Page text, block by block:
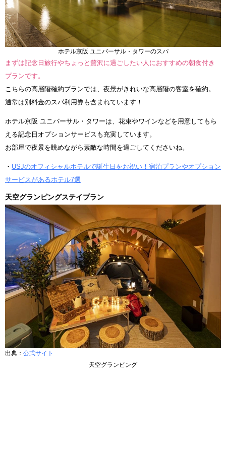
ホテル京阪 ユニバーサル・タワーのスパ
まずは記念日旅行やちょっと贅沢に過ごしたい人におすすめの朝食付き
プランです。
こちらの高層階確約プランでは、夜景がきれいな高層階の客室を確約。
通常は別料金のスパ利用券も含まれています！
ホテル京阪 ユニバーサル・タワーは、花束やワインなどを用意してもら
える記念日オプションサービスも充実しています。
お部屋で夜景を眺めながら素敵な時間を過ごしてくださいね。
・ USJのオフィシャルホテルで誕生日をお祝い！宿泊プランやオプション
サービスがあるホテル7選
天空グランピングステイプラン
出典： 公式サイト
天空グランピング